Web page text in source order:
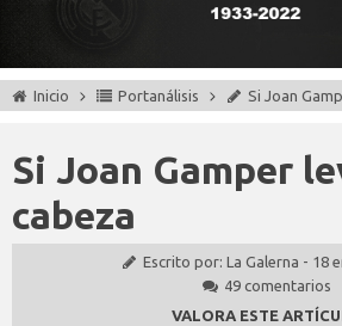
Inicio Portanálisis Si Joan
Si Joan Gamper
cabeza
Escrito por: La Galerna - 18
49 comentarios
VALORA ESTE